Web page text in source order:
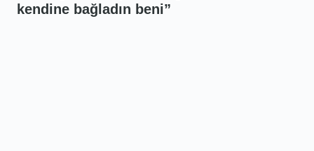
kendine bağladın beni”